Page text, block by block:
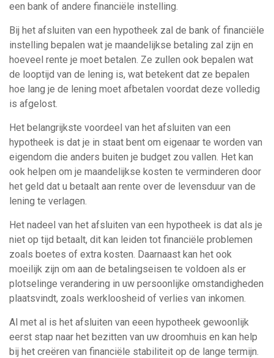
een bank of andere financiële instelling.
Bij het afsluiten van een hypotheek zal de bank of financiële
instelling bepalen wat je maandelijkse betaling zal zijn en
hoeveel rente je moet betalen. Ze zullen ook bepalen wat
de looptijd van de lening is, wat betekent dat ze bepalen
hoe lang je de lening moet afbetalen voordat deze volledig
is afgelost.
Het belangrijkste voordeel van het afsluiten van een
hypotheek is dat je in staat bent om eigenaar te worden van
eigendom die anders buiten je budget zou vallen. Het kan
ook helpen om je maandelijkse kosten te verminderen door
het geld dat u betaalt aan rente over de levensduur van de
lening te verlagen.
Het nadeel van het afsluiten van een hypotheek is dat als je
niet op tijd betaalt, dit kan leiden tot financiële problemen
zoals boetes of extra kosten. Daarnaast kan het ook
moeilijk zijn om aan de betalingseisen te voldoen als er
plotselinge verandering in uw persoonlijke omstandigheden
plaatsvindt, zoals werkloosheid of verlies van inkomen.
Al met al is het afsluiten van eeen hypotheek gewoonlijk
eerst stap naar het bezitten van uw droomhuis en kan help
bij het creëren van financiële stabiliteit op de lange termijn.